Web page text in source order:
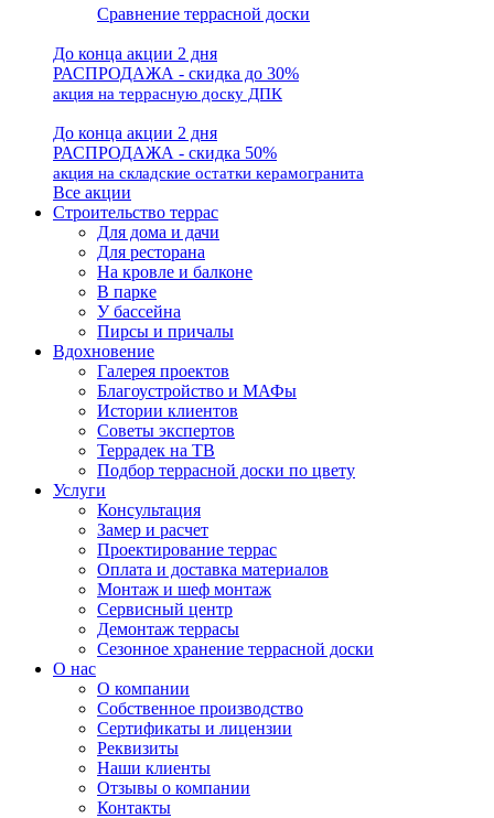
Сравнение террасной доски
До конца акции 2 дня
РАСПРОДАЖА - скидка до 30%
акция на террасную доску ДПК
До конца акции 2 дня
РАСПРОДАЖА - скидка 50%
акция на складские остатки керамогранита
Все акции
Строительство террас
Для дома и дачи
Для ресторана
На кровле и балконе
В парке
У бассейна
Пирсы и причалы
Вдохновение
Галерея проектов
Благоустройство и МАФы
Истории клиентов
Советы экспертов
Террадек на ТВ
Подбор террасной доски по цвету
Услуги
Консультация
Замер и расчет
Проектирование террас
Оплата и доставка материалов
Монтаж и шеф монтаж
Сервисный центр
Демонтаж террасы
Сезонное хранение террасной доски
О нас
О компании
Собственное производство
Сертификаты и лицензии
Реквизиты
Наши клиенты
Отзывы о компании
Контакты